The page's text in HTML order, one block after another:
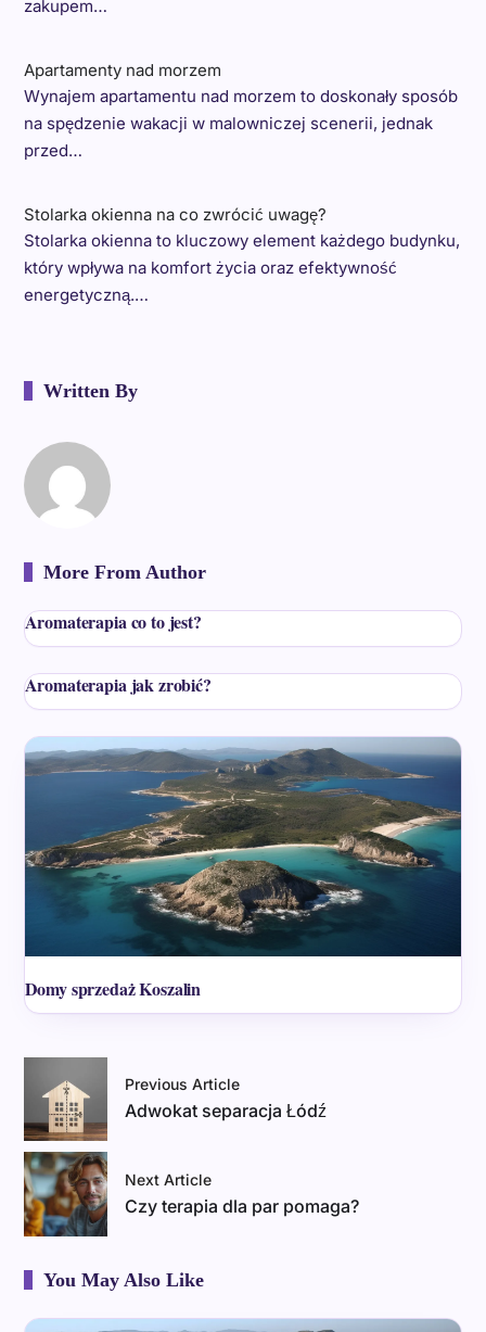
zakupem…
Apartamenty nad morzem
Wynajem apartamentu nad morzem to doskonały sposób
na spędzenie wakacji w malowniczej scenerii, jednak
przed…
Stolarka okienna na co zwrócić uwagę?
Stolarka okienna to kluczowy element każdego budynku,
który wpływa na komfort życia oraz efektywność
energetyczną.…
Written By
More From Author
Aromaterapia co to jest?
Aromaterapia jak zrobić?
Domy sprzedaż Koszalin
Previous Article
Adwokat separacja Łódź
Next Article
Czy terapia dla par pomaga?
You May Also Like